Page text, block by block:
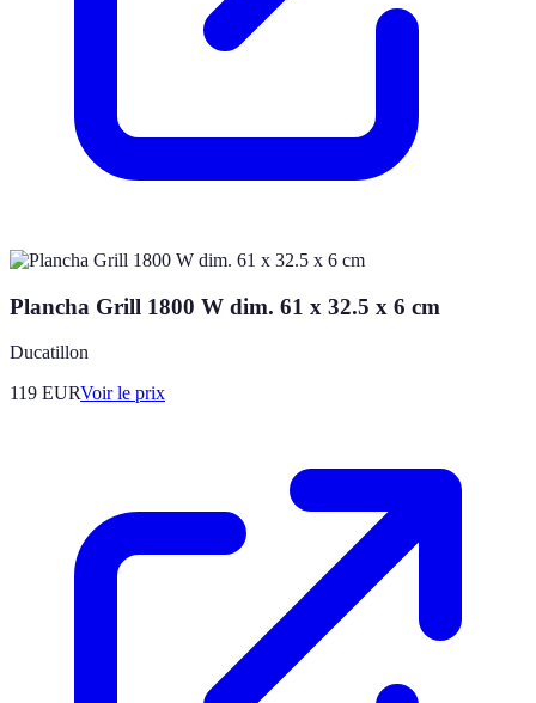
Plancha Grill 1800 W dim. 61 x 32.5 x 6 cm
Ducatillon
119 EURVoir le prix